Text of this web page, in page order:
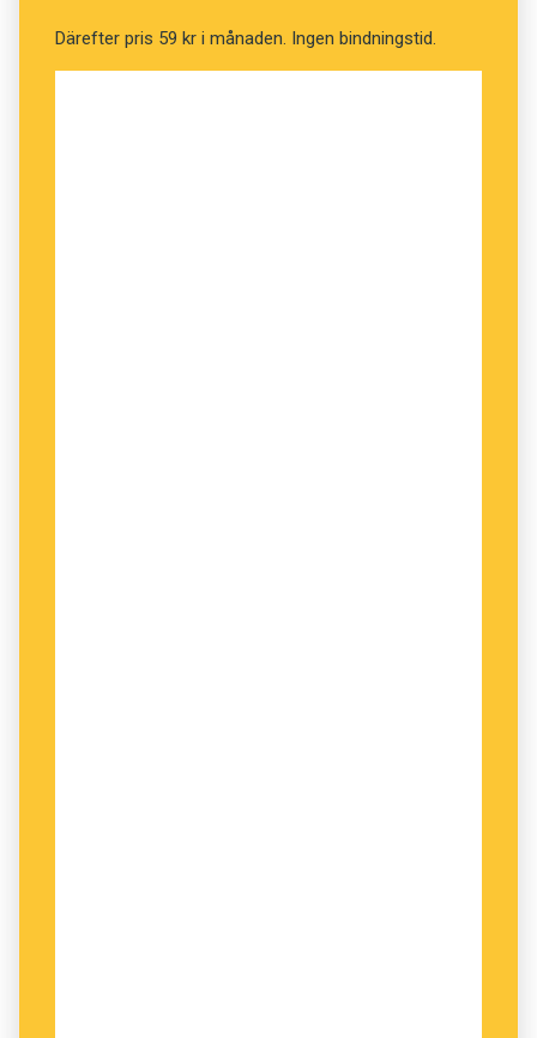
Därefter pris 59 kr i månaden. Ingen bindningstid.